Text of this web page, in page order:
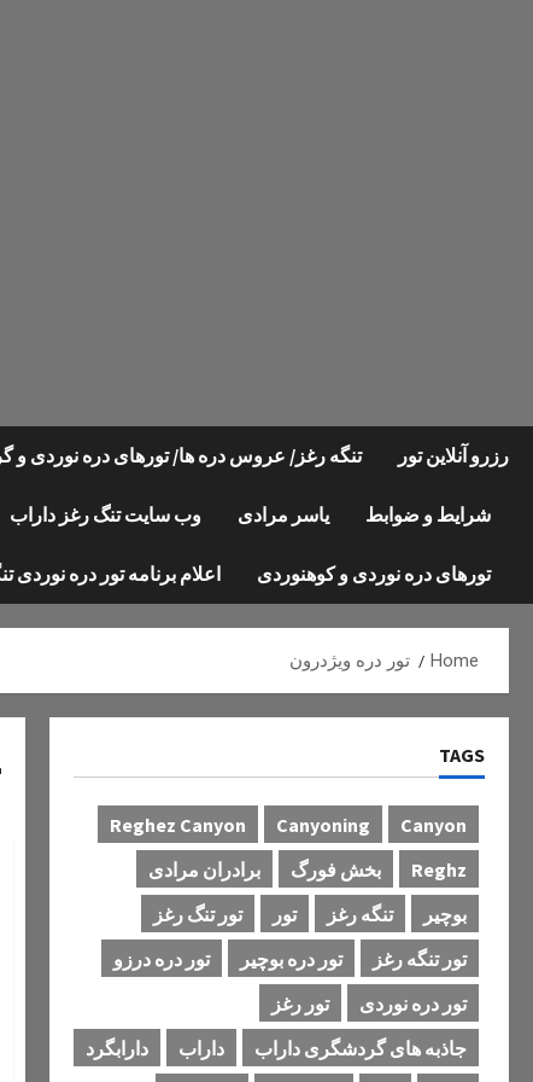
رزرو آنلاین تور تنگه رغز/ عروس دره ها/ تورهای دره نوردی و
شرایط و ضوابط یاسر مرادی وب سایت تنگ رغز داراب
تورهای دره نوردی و کوهنوردی اعلام برنامه تور دره نوردی
Home تور دره ویژدرون
TAGS
Canyon
Canyoning
Reghez Canyon
Reghz
بخش فورگ
برادران مرادی
بوچیر
تنگه رغز تور
تور تنگ رغز
تور تنگه رغز
تور دره بوچیر
تور دره درزو
تور دره نوردی
تور رغز
جاذبه های گردشگری داراب
داراب
دارابگرد